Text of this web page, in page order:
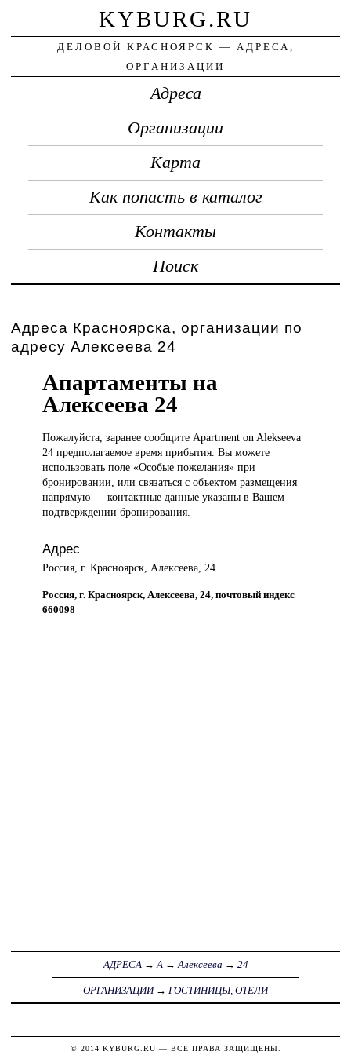
KYBURG.RU
ДЕЛОВОЙ КРАСНОЯРСК — АДРЕСА,
ОРГАНИЗАЦИИ
Адреса
Организации
Карта
Как попасть в каталог
Контакты
Поиск
Адреса Красноярска, организации по
адресу Алексеева 24
Апартаменты на
Алексеева 24
Пожалуйста, заранеесообщите Apartment on Alekseeva
24 предполагаемое время прибытия. Вы можете
использовать поле «Особые пожелания» при
бронировании, или связаться с объектом размещения
напрямую — контактные данные указаны в Вашем
подтверждении бронирования.
Адрес
Россия, г. Красноярск, Алексеева, 24
Россия, г. Красноярск, Алексеева, 24, почтовый индекс
660098
АДРЕСА→А→Алексеева → 24
ОРГАНИЗАЦИИ→ ГОСТИНИЦЫ, ОТЕЛИ
© 2014 KYBURG.RU — ВСЕ ПРАВА ЗАЩИЩЕНЫ.